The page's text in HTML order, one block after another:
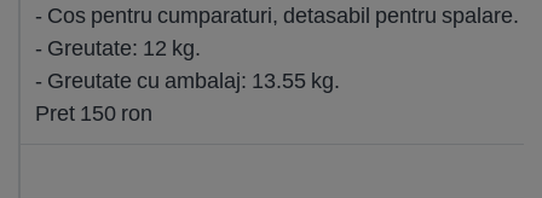
- Cos pentru cumparaturi, detasabil pentru spalare.
- Greutate: 12 kg.
- Greutate cu ambalaj: 13.55 kg.
Pret 150 ron